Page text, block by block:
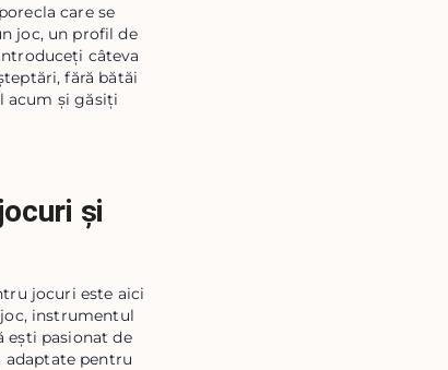
care se
joc, un profil de
câteva
fără bătăi
acum și găsiți
și
jocuri este aici
instrumentul
ești pasionat de
adaptate pentru